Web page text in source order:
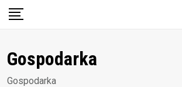
Skip
Gospodarka
Gospodarka